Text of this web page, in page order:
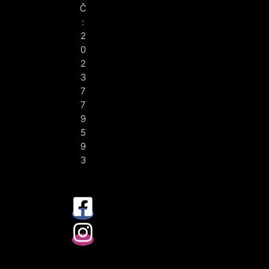
Č
:
2
0
2
3
7
7
9
5
9
3